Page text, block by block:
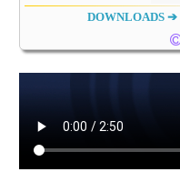
DOWNLOADS ➔